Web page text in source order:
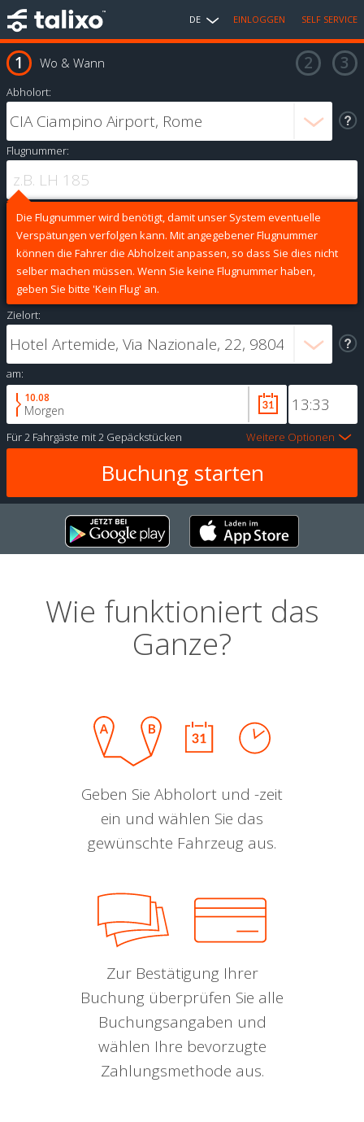
DE EINLOGGEN SELF SERVICE
Wo & Wann
Abholort:
Flugnummer:
Die Flugnummer wird benötigt, damit unser System eventuelle
Verspätungen verfolgen kann. Mit angegebener Flugnummer
können die Fahrer die Abholzeit anpassen, so dass Sie dies nicht
selber machen müssen. Wenn Sie keine Flugnummer haben,
geben Sie bitte 'Kein Flug' an.
Zielort:
am:
10.08
Morgen
Für2 Fahrgäste mit2 Gepäckstücken Weitere Optionen
Wie funktioniert das
Ganze?
Geben Sie Abholort und -zeit
ein und wählen Sie das
gewünschte Fahrzeug aus.
Zur Bestätigung Ihrer
Buchung überprüfen Sie alle
Buchungsangaben und
wählen Ihre bevorzugte
Zahlungsmethode aus.